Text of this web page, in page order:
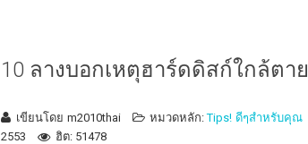
10 ลางบอกเหตุฮาร์ดดิสก์ใกล้ตาย
เขียนโดย m2010thai หมวดหลัก:Tips! ดีๆสำหรับคุณ
2553
ฮิต: 51478